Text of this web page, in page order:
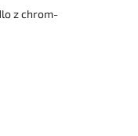
z chrom-